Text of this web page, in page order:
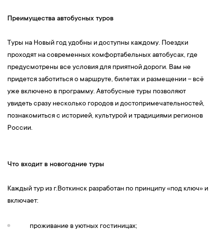
Преимущества автобусных туров
Туры на Новый год удобны и доступны каждому. Поездки
проходят на современных комфортабельных автобусах, где
предусмотрены все условия для приятной дороги. Вам не
придется заботиться о маршруте, билетах и размещении – всё
уже включено в программу. Автобусные туры позволяют
увидеть сразу несколько городов и достопримечательностей,
познакомиться с историей, культурой и традициями регионов
России.
Что входит в новогодние туры
Каждый тур из г.Воткинск разработан по принципу «под ключ» и
включает:
проживание в уютных гостиницах;